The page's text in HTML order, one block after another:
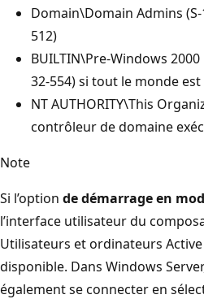
Domain\Domain Admins (S-
512)
BUILTIN\Pre-Windows
32-554) si tout le monde
NT AUTHORITY\This
contrôleur de domaine
Note
Si l’option de démarrage en
l’interface utilisateur du
Utilisateurs et ordinateurs Active
disponible. Dans Windows
également se connecter en